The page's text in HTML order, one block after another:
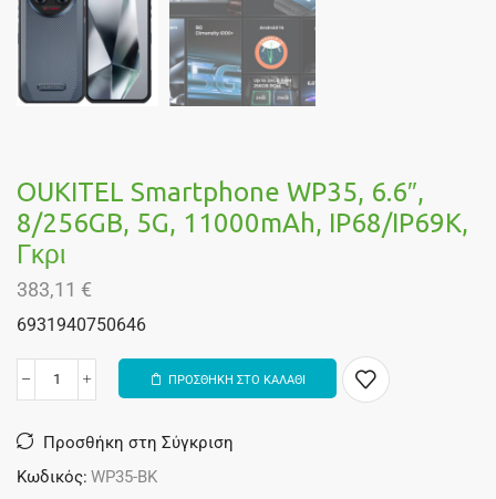
OUKITEL Smartphone WP35, 6.6″,
8/256GB, 5G, 11000mAh, IP68/IP69K,
Γκρι
383,11 €
6931940750646
ΠΡΟΣΘΗΚΗ ΣΤΟ ΚΑΛΑΘΙ
Προσθήκη στη Σύγκριση
Κωδικός: WP35-BK